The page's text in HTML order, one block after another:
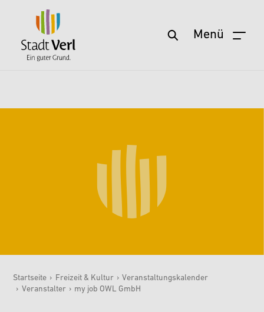
Zum Hauptinhalt springen Menü
Sie sind hier:
Startseite › Freizeit & Kultur › Veranstaltungskalender
› Veranstalter › my job OWL GmbH